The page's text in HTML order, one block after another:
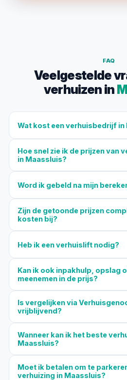
FAQ
Veelgestelde
verhuizen in
Wat kost een verhuisbedrijf in
Hoe snel zie ik de prijzen van
in Maassluis?
Word ik gebeld na mijn
Zijn de getoonde prijzen
kosten bij?
Heb ik een verhuislift nodig?
Kan ik ook inpakhulp, opslag
meenemen in de prijs?
Is vergelijken via
vrijblijvend?
Wanneer kan ik het beste
Maassluis?
Moet ik betalen om te
verhuizing in Maassluis?